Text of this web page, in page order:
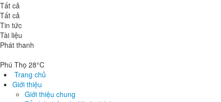
Tất cả
Tất cả
Tin tức
Tài liệu
Phát thanh
Phú Thọ 28°C
Trang chủ
Giới thiệu
Giới thiệu chung